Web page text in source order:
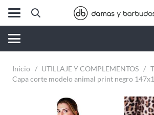
Inicio / UTILLAJE Y COMPLEMENTOS /
Capa corte modelo animal print negro